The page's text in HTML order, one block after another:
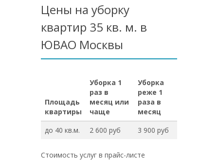
Цены на уборку
квартир 35 кв. м. в
ЮВАО Москвы
Площадь
квартиры
Уборка 1
раз в
месяц или
чаще
Уборка
реже 1
раза в
месяц
до 40 кв.м.
2 600 руб 3 900 руб
Стоимость услуг в прайс-листе